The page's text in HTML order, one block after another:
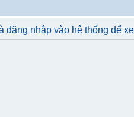
nhập vào hệ thống để